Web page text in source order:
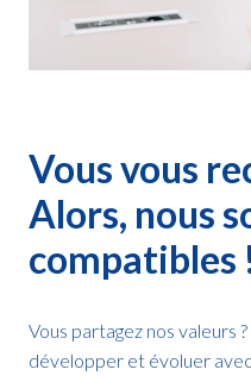
Vous vous
Alors, nous
compatibles
Vous partagez nos valeurs
développer et évoluer avec